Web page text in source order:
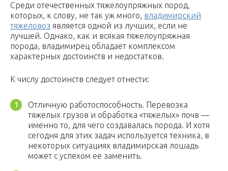
Среди отечественных тяжелоупряжных пород,
которых, к слову, не так уж много, владимирский
тяжеловоз является одной из лучших, если не
лучшей. Однако, как и всякая тяжелоупряжная
порода, владимирец обладает комплексом
характерных достоинств и недостатков.
К числу достоинств следует отнести:
Отличную работоспособность. Перевозка
тяжелых грузов и обработка «тяжелых» почв —
именно то, для чего создавалась порода. И хотя
сегодня для этих задач используется техника, в
некоторых ситуациях владимирская лошадь
может с успехом ее заменить.